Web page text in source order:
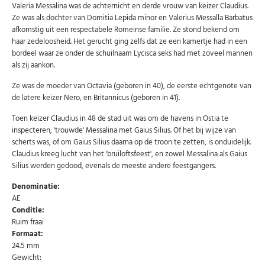
Valeria Messalina was de achternicht en derde vrouw van keizer Claudius.
Ze was als dochter van Domitia Lepida minor en Valerius Messalla Barbatus
afkomstig uit een respectabele Romeinse familie. Ze stond bekend om
haar zedeloosheid. Het gerucht ging zelfs dat ze een kamertje had in een
bordeel waar ze onder de schuilnaam Lycisca seks had met zoveel mannen
als zij aankon.
Ze was de moeder van Octavia (geboren in 40), de eerste echtgenote van
de latere keizer Nero, en Britannicus (geboren in 41).
Toen keizer Claudius in 48 de stad uit was om de havens in Ostia te
inspecteren, 'trouwde' Messalina met Gaius Silius. Of het bij wijze van
scherts was, of om Gaius Silius daarna op de troon te zetten, is onduidelijk.
Claudius kreeg lucht van het 'bruiloftsfeest', en zowel Messalina als Gaius
Silius werden gedood, evenals de meeste andere feestgangers.
Denominatie:
AE
Conditie:
Ruim fraai
Formaat:
24.5 mm
Gewicht: